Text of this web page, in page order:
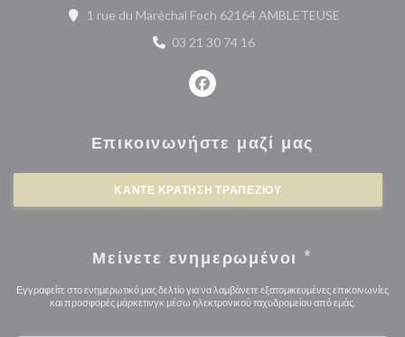
1 rue du Maréchal Foch 62164 AMBLETEUSE((ανοίγει
03 21 30 74 16
Facebook ((ανοίγει σε νέο
Επικοινωνήστε μαζί μας
ΚΆΝΤΕ ΚΡΆΤΗΣΗ ΤΡΑΠΕΖΙΟΎ
Μείνετε ενημερωμένοι *
Εγγραφείτε στο ενημερωτικό μας δελτίο για να λαμβάνετε εξατομικευμένες επικοινωνίες
και προσφορές μάρκετινγκ μέσω ηλεκτρονικού ταχυδρομείου από εμάς.